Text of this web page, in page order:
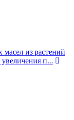
из растений
п...